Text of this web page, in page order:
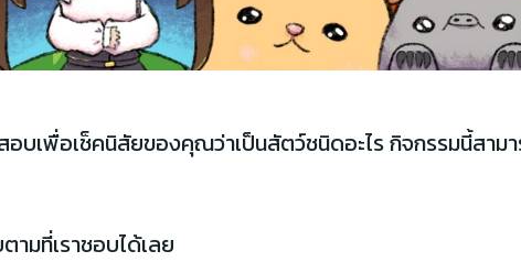
เพื่อเช็คนิสัยของคุณว่าเป็นสัตว์ชนิดอะไร กิจกรรมนี้สาม
ามที่เราชอบได้เลย